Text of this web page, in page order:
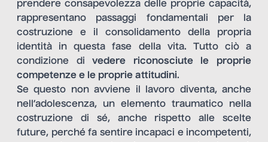
prendere consapevolezza delle proprie capacità,
rappresentano passaggi fondamentali per la
costruzione e il consolidamento della propria
identità in questa fase della vita. Tutto ciò a
condizione divedere riconosciute le proprie
competenze e le proprie attitudini.
Se questo non avviene il lavoro diventa, anche
nell’adolescenza, un elemento traumatico nella
costruzione di sé, anche rispetto alle scelte
future, perché fa sentire incapaci e incompetenti,